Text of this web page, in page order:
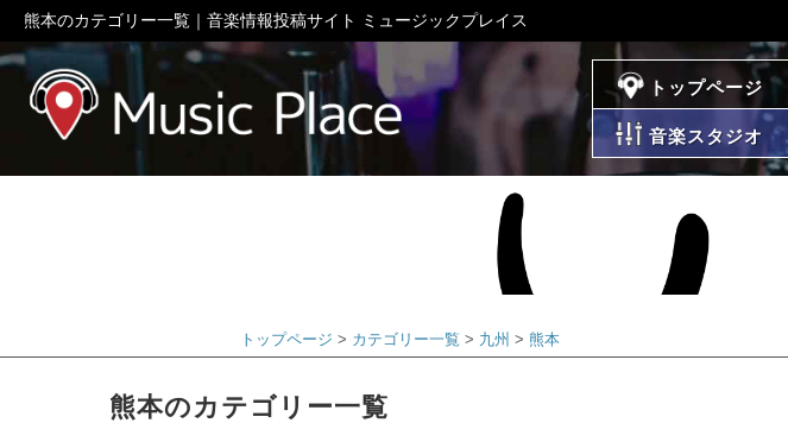
熊本のカテゴリー一覧｜音楽情報投稿サイト ミュージックプレイス
ミュージックプレイス トップページ
音楽スタジオ
トップページ カテゴリー一覧 九州 熊本
熊本のカテゴリー一覧